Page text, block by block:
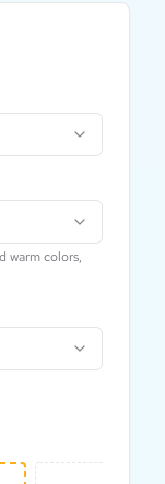
warm colors,